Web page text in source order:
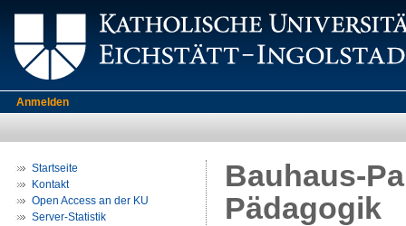
Anmelden
Startseite
Kontakt
Open Access an der KU
Server-Statistik
Bauhaus-
Pädagogik